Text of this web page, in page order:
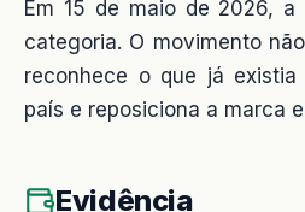
Em 15 de maio de 2026, a
categoria. O movimento
reconhece o que já existia
país e reposiciona a marca
Evidência